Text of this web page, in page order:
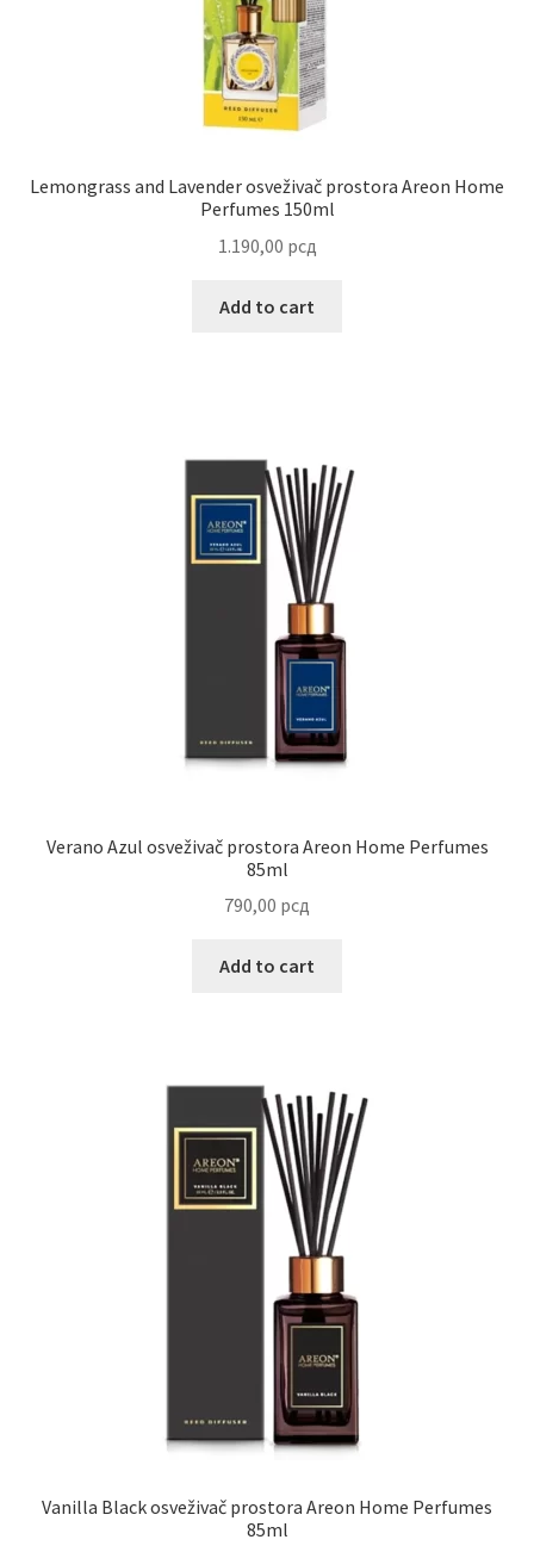
Lemongrass and Lavender osveživač prostora Areon Home
Perfumes 150ml
1.190,00 рсд
Add to cart
Verano Azul osveživač prostora Areon Home Perfumes
85ml
790,00 рсд
Add to cart
Vanilla Black osveživač prostora Areon Home Perfumes
85ml